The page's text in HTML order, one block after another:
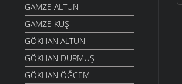
GAMZE ALTUN
GAMZE KUŞ
GÖKHAN ALTUN
GÖKHAN DURMUŞ
GÖKHAN ÖĞCEM